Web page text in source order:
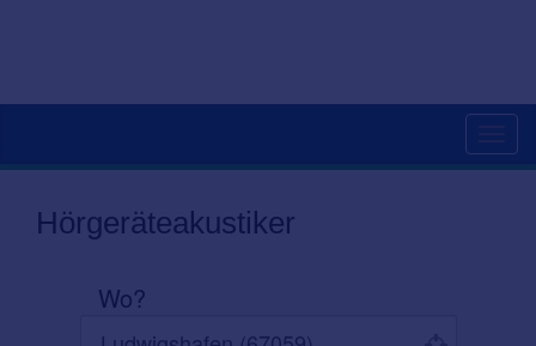
Hörgeräteakustiker
Wo?